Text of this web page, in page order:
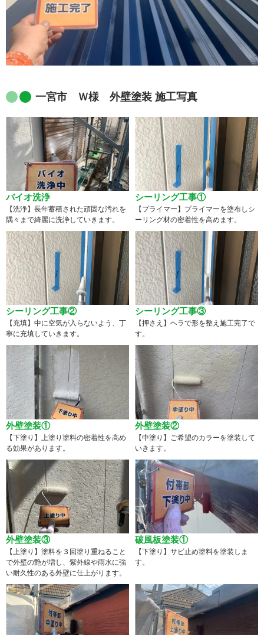
一宮市 Ｗ様 外壁塗装 施工写真
バイオ洗浄
【洗浄】長年蓄積された頑固な汚れを
隅々まで綺麗に洗浄していきます。
シーリング工事①
【プライマー】プライマーを塗布しシ
ーリング材の密着性を高めます。
シーリング工事②
【充填】中に空気が入らないよう、丁
寧に充填していきます。
シーリング工事③
【押さえ】ヘラで形を整え施工完了で
す。
外壁塗装①
【下塗り】上塗り塗料の密着性を高め
る効果があります。
外壁塗装②
【中塗り】ご希望のカラーを塗装して
いきます。
外壁塗装③
【上塗り】塗料を３回塗り重ねること
で外壁の艶が増し、紫外線や雨水に強
い耐久性のある外壁に仕上がります。
破風板塗装①
【下塗り】サビ止め塗料を塗装しま
す。